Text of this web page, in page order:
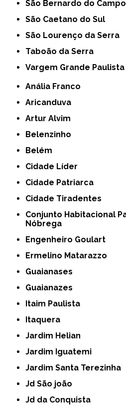
São Bernardo do Campo
São Caetano do Sul
São Lourenço da Serra
Taboão da Serra
Vargem Grande Paulista
Anália Franco
Aricanduva
Artur Alvim
Belenzinho
Belém
Cidade Líder
Cidade Patriarca
Cidade Tiradentes
Conjunto Habitacional Padre Manoel da
Nóbrega
Engenheiro Goulart
Ermelino Matarazzo
Guaianases
Guaianazes
Itaim Paulista
Itaquera
Jardim Helian
Jardim Iguatemi
Jardim Santa Terezinha
Jd São joão
Jd da Conquista